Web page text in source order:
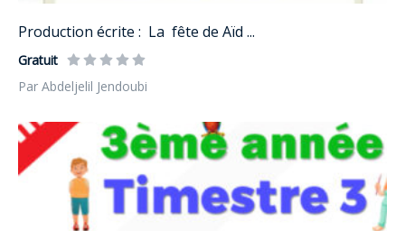
Production écrite : La fête de Aïd ...
Gratuit
Par Abdeljelil Jendoubi